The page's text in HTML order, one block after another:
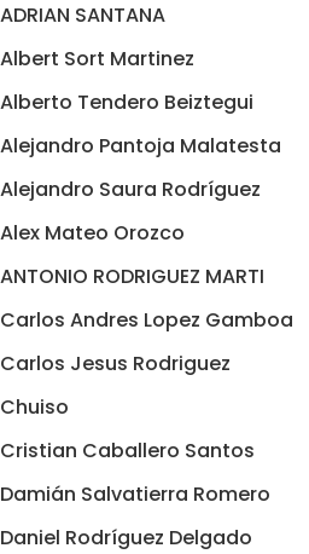
ADRIAN SANTANA
Albert Sort Martinez
Alberto Tendero Beiztegui
Alejandro Pantoja Malatesta
Alejandro Saura Rodríguez
Alex Mateo Orozco
ANTONIO RODRIGUEZ MARTI
Carlos Andres Lopez Gamboa
Carlos Jesus Rodriguez
Chuiso
Cristian Caballero Santos
Damián Salvatierra Romero
Daniel Rodríguez Delgado